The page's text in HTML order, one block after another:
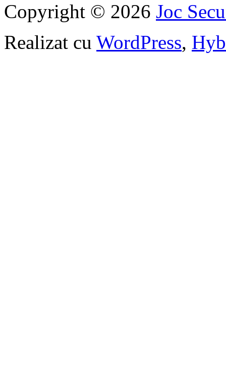
Copyright © 2026 Joc
Realizat cu WordPress,